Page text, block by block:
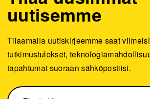
uutisemme
Tilaamalla uutiskirjeemme saat
tutkimustulokset,
tapahtumat suoraan sähköpostiisi.